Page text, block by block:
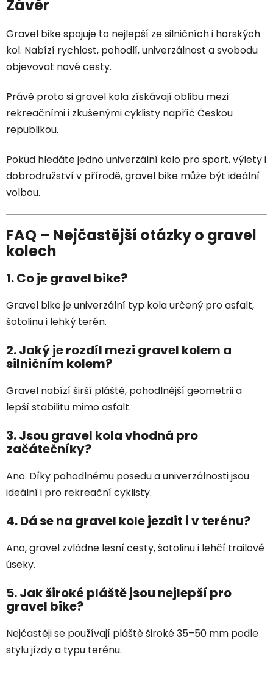
Závěr
Gravel bike spojuje to nejlepší ze silničních i horských
kol. Nabízí rychlost, pohodlí, univerzálnost a svobodu
objevovat nové cesty.
Právě proto si gravel kola získávají oblibu mezi
rekreačními i zkušenými cyklisty napříč Českou
republikou.
Pokud hledáte jedno univerzální kolo pro sport, výlety i
dobrodružství v přírodě, gravel bike může být ideální
volbou.
FAQ – Nejčastější otázky o gravel
kolech
1. Co je gravel bike?
Gravel bike je univerzální typ kola určený pro asfalt,
šotolinu i lehký terén.
2. Jaký je rozdíl mezi gravel kolem a
silničním kolem?
Gravel nabízí širší pláště, pohodlnější geometrii a
lepší stabilitu mimo asfalt.
3. Jsou gravel kola vhodná pro
začátečníky?
Ano. Díky pohodlnému posedu a univerzálnosti jsou
ideální i pro rekreační cyklisty.
4. Dá se na gravel kole jezdit i v terénu?
Ano, gravel zvládne lesní cesty, šotolinu i lehčí trailové
úseky.
5. Jak široké pláště jsou nejlepší pro
gravel bike?
Nejčastěji se používají pláště široké 35–50 mm podle
stylu jízdy a typu terénu.